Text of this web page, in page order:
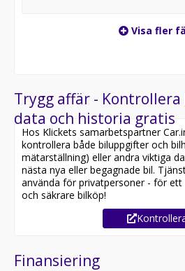
Visa fler
Trygg affär - Kontrollera
data och historia gratis
Hos Klickets samarbetspartner
kontrollera både biluppgifter och
mätarställning) eller andra viktiga
nästa nya eller begagnade bil.
använda för privatpersoner - för ett
och säkrare bilköp!
Finansiering